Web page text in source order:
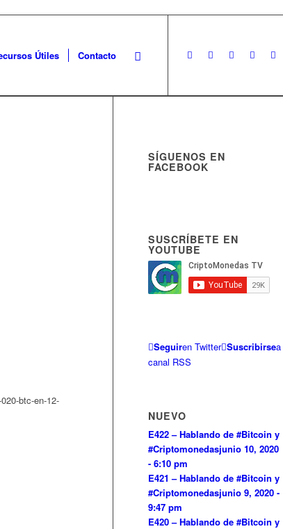
Útiles Contacto
btc-en-12-
SÍGUENOS EN
FACEBOOK
SUSCRÍBETE EN
YOUTUBE
Seguiren Twitter Suscribirsea
canal RSS
NUEVO
E422 – Hablando de #Bitcoin y
#Criptomonedasjunio 10, 2020
- 6:10 pm
E421 – Hablando de #Bitcoin y
#Criptomonedasjunio 9, 2020 -
9:47 pm
E420 – Hablando de #Bitcoin y